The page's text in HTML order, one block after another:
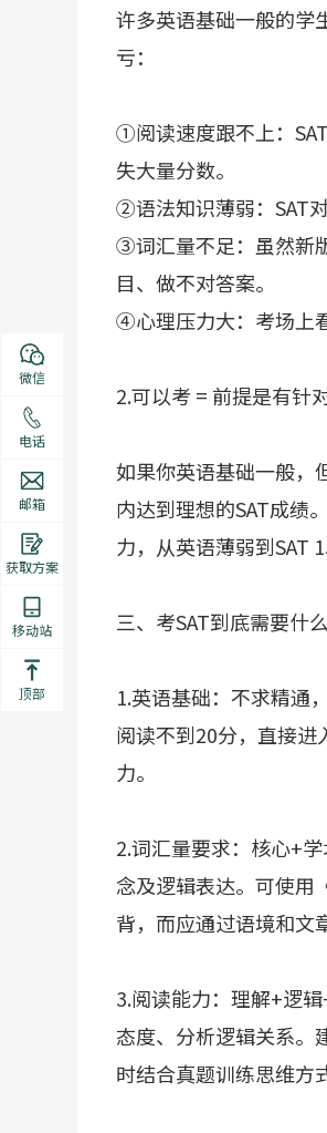
许多英语基础一般的学
亏：
①阅读速度跟不上：
失大量分数。
②语法知识薄弱：SAT
③词汇量不足：虽然新
目、做不对答案。
④心理压力大：考场上
2.可以考 = 前提是有针
如果你英语基础一般，
内达到理想的SAT成
力，从英语薄弱到SAT
三、考SAT到底需要什
1.英语基础：不求精通
阅读不到20分，直接进
力。
2.词汇量要求：核心+
念及逻辑表达。可使用
背，而应通过语境和文
3.阅读能力：理解+逻
态度、分析逻辑关系。
时结合真题训练思维方
微信
电话
邮箱
获取方案
移动站
顶部